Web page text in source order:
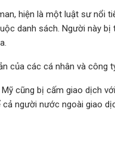
hiện là một luật sư nổi
danh sách. Người này
của các cá nhân và công
cũng bị cấm giao dịch
người nước ngoài giao